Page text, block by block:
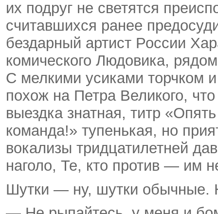
их подруг не светятся
считавшихся ранее
бездарный артист России
комического Людовика,
С мелкими усиками торчком
похож на Петра Великого,
выездка знатная, титр
команда!» тупенькая, но
вокализы тридцатилетней
наголо, Те, кто против — им
Шутки — ну, шутки обычные.